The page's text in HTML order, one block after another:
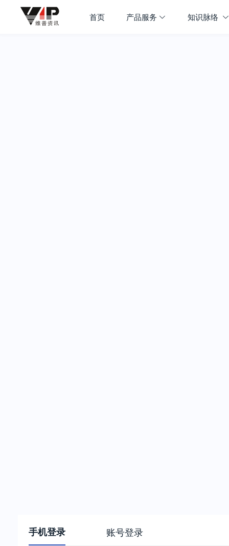
首页 产品服务 知识脉络
手机登录 账号登录